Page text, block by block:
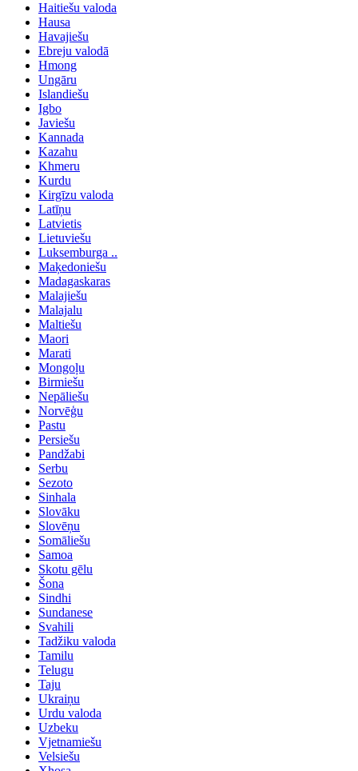
Haitiešu valoda
Hausa
Havajiešu
Ebreju valodā
Hmong
Ungāru
Islandiešu
Igbo
Javiešu
Kannada
Kazahu
Khmeru
Kurdu
Kirgīzu valoda
Latīņu
Latvietis
Lietuviešu
Luksemburga ..
Maķedoniešu
Madagaskaras
Malajiešu
Malajalu
Maltiešu
Maori
Marati
Mongoļu
Birmiešu
Nepāliešu
Norvēģu
Pastu
Persiešu
Pandžabi
Serbu
Sezoto
Sinhala
Slovāku
Slovēņu
Somāliešu
Samoa
Skotu gēlu
Šona
Sindhi
Sundanese
Svahili
Tadžiku valoda
Tamilu
Telugu
Taju
Ukraiņu
Urdu valoda
Uzbeku
Vjetnamiešu
Velsiešu